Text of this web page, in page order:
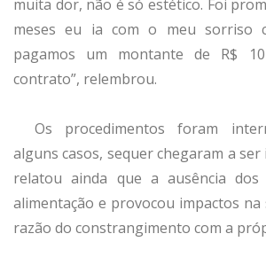
muita dor, não é só estético. Foi
meses eu ia com o meu sorriso
pagamos um montante de R$
contrato”, relembrou.
Os procedimentos foram
alguns casos, sequer chegaram a ser
relatou ainda que a ausência
alimentação e provocou impactos na
razão do constrangimento com a